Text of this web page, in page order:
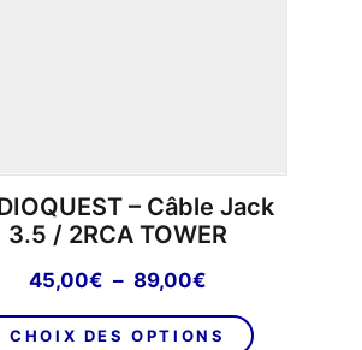
– Câble Jack
3.5 / 2RCA TOWER
45,00€ – 89,00€Plage
prix :
CHOIX DES OPTIONS